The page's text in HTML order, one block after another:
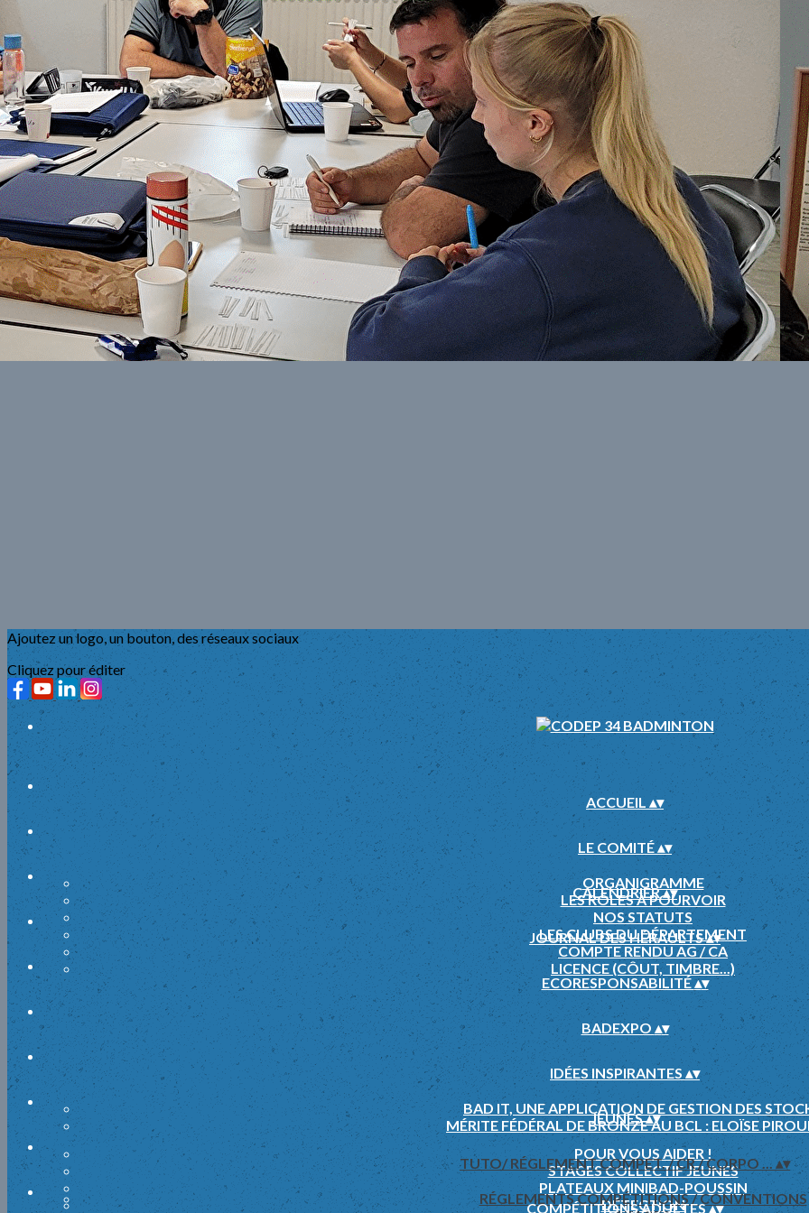
Exporter les lignes sélectionnées
Exporter toutes les colonnes
Exporter uniquement les colonnes affichées
Menu
<
>
Réglements compétitions / Conventions
Stages
Championnat CORPO
?>
Images de la page d'accueil
Cliquez pour éditer
Ajoutez un logo, un bouton, des réseaux sociaux
Cliquez pour éditer
ACCUEIL ▴▾
LE COMITÉ▴▾
ORGANIGRAMME
LES RÔLES À POURVOIR
NOS STATUTS
LES CLUBS DU DÉPARTEMENT
COMPTE RENDU AG / CA
LICENCE (CÔUT, TIMBRE...)
CALENDRIER▴▾
JOURNAL DES HÉRAULTS▴▾
ECORESPONSABILITÉ▴▾
BADEXPO ▴▾
IDÉES INSPIRANTES ▴▾
BAD IT, UNE APPLICATION DE GESTION DES
MÉRITE FÉDÉRAL DE BRONZE AU BCL : ELOÏSE
JEUNES▴▾
POUR VOUS AIDER !
STAGES COLLECTIF JEUNES
PLATEAUX MINIBAD-POUSSIN
DÉTECTION
TUTO/ RÉGLEMENT COMPET. / CR / CORPO ... ▴▾
RÉGLEMENTS COMPÉTITIONS / CONVENTIONS
COMPÉTITIONS ADULTES▴▾